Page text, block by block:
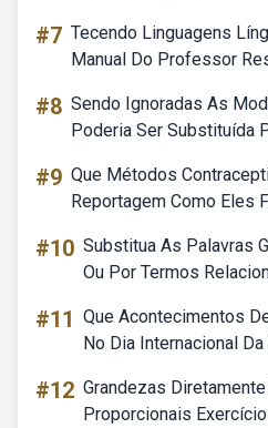
#7 Tecendo Linguagens
Manual Do Professor
#8 Sendo Ignoradas As
Poderia Ser Substituída
#9 Que Métodos
Reportagem Como Eles
#10 Substitua As Palavras
Ou Por Termos
#11 Que Acontecimentos
No Dia Internacional
#12 Grandezas
Proporcionais